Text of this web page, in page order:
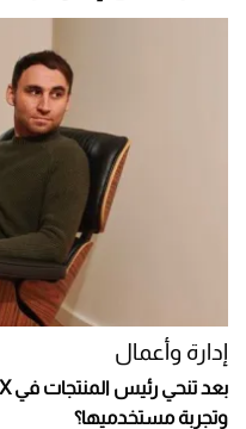
إدارة وأعمال
وتجربة مستخدميها؟